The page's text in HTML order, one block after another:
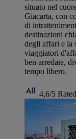
situato nel
Giacarta, con
di
destinazioni
degli affari e la
viaggiatori
ben arredate,
tempo libero.
4,6/5